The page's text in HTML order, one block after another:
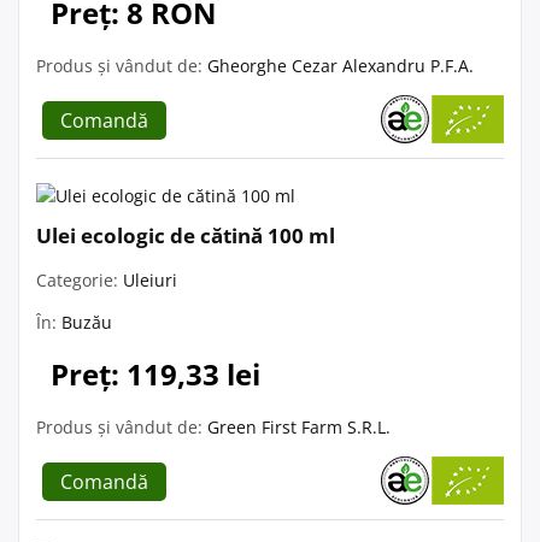
Preț: 8 RON
Produs și vândut de: Gheorghe Cezar Alexandru P.F.A.
Comandă
Ulei ecologic de cătină 100 ml
Categorie: Uleiuri
În: Buzău
Preț: 119,33 lei
Produs și vândut de: Green First Farm S.R.L.
Comandă